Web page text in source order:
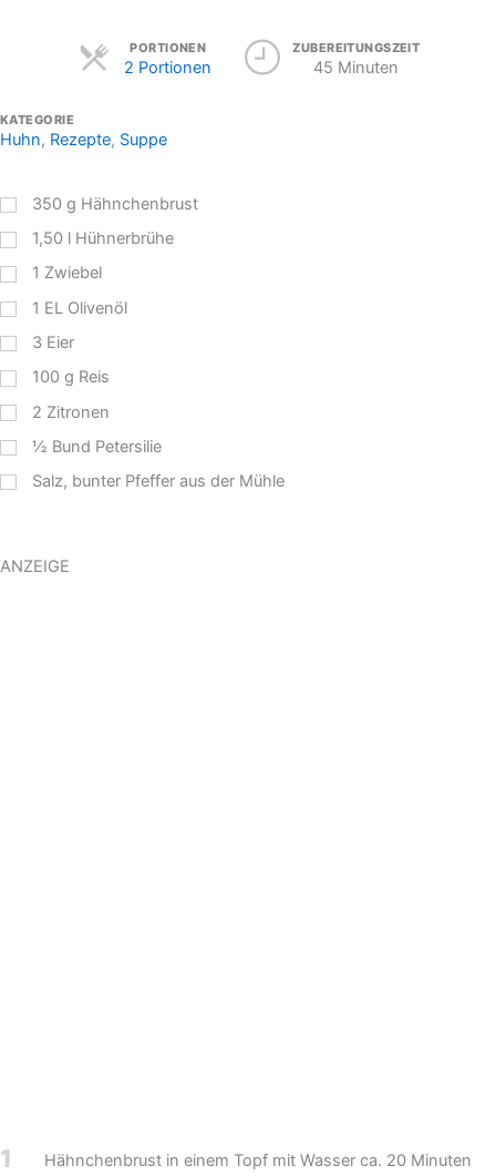
PORTIONEN
2 Portionen
Servings ZUBEREITUNGSZEIT
45 Minuten
KATEGORIE
Huhn, Rezepte, Suppe
350 g Hähnchenbrust
1,50 l Hühnerbrühe
1 Zwiebel
1 EL Olivenöl
3 Eier
100 g Reis
2 Zitronen
½ Bund Petersilie
Salz, bunter Pfeffer aus der Mühle
ANZEIGE
1
Hähnchenbrust in einem Topf mit Wasser ca. 20 Minuten